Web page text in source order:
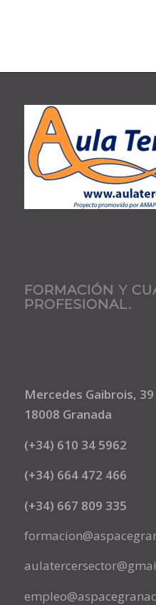
FORMACIÓN Y
PROFESIONAL.
Mercedes Gaibrois, 39
18008 Granada
(+34) 610 34 5962
(+34) 664 472 466
(+34) 667 809 335